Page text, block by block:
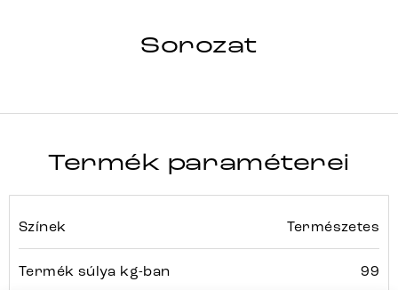
Sorozat
HRANA Teljes sorozat részletei
Termék paraméterei
Színek Természetes
Termék súlya kg-ban 99